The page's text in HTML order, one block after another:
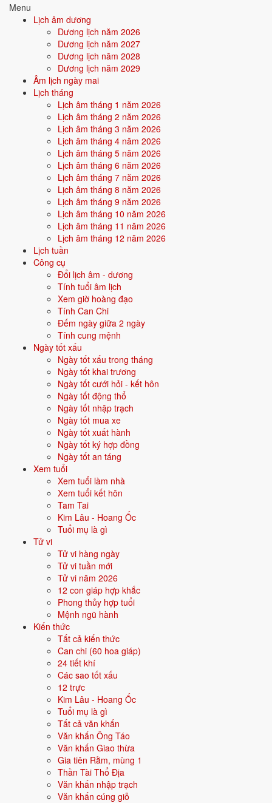
Menu
Lịch âm dương
Dương lịch năm 2026
Dương lịch năm 2027
Dương lịch năm 2028
Dương lịch năm 2029
Âm lịch ngày mai
Lịch tháng
Lịch âm tháng 1 năm 2026
Lịch âm tháng 2 năm 2026
Lịch âm tháng 3 năm 2026
Lịch âm tháng 4 năm 2026
Lịch âm tháng 5 năm 2026
Lịch âm tháng 6 năm 2026
Lịch âm tháng 7 năm 2026
Lịch âm tháng 8 năm 2026
Lịch âm tháng 9 năm 2026
Lịch âm tháng 10 năm 2026
Lịch âm tháng 11 năm 2026
Lịch âm tháng 12 năm 2026
Lịch tuần
Công cụ
Đổi lịch âm - dương
Tính tuổi âm lịch
Xem giờ hoàng đạo
Tính Can Chi
Đếm ngày giữa 2 ngày
Tính cung mệnh
Ngày tốt xấu
Ngày tốt xấu trong tháng
Ngày tốt khai trương
Ngày tốt cưới hỏi - kết hôn
Ngày tốt động thổ
Ngày tốt nhập trạch
Ngày tốt mua xe
Ngày tốt xuất hành
Ngày tốt ký hợp đồng
Ngày tốt an táng
Xem tuổi
Xem tuổi làm nhà
Xem tuổi kết hôn
Tam Tai
Kim Lâu - Hoang Ốc
Tuổi mụ là gì
Tử vi
Tử vi hàng ngày
Tử vi tuần mới
Tử vi năm 2026
12 con giáp hợp khắc
Phong thủy hợp tuổi
Mệnh ngũ hành
Kiến thức
Tất cả kiến thức
Can chi (60 hoa giáp)
24 tiết khí
Các sao tốt xấu
12 trực
Kim Lâu - Hoang Ốc
Tuổi mụ là gì
Tất cả văn khấn
Văn khấn Ông Táo
Văn khấn Giao thừa
Gia tiên Rằm, mùng 1
Thần Tài Thổ Địa
Văn khấn nhập trạch
Văn khấn cúng giỗ
⛔ NÊN TRÁNH
T2 ·Ất Sửu · 29/6 âm
T3 ·Bính Dần· 1/7 âm
17/7 T4 ·Quý Sửu· 17/6 âm
Xem ngày tốt cưới hỏi
Khai trương
Trong tháng 7/2030 có 13 ngày tốt cho khai trương. Tốt nhất: 7/7, 9/7,
✅ NGÀY ĐẸP NHẤT
CN ·Quý Mão· 7/6 âm
T3 · Ất Tỵ· 9/6 âm
T4 ·Kỷ Hợi· 3/6 âm
T2 ·Tân Hợi· 15/6 âm
⛔ NÊN TRÁNH
T2 ·Ất Sửu · 29/6 âm
T3 ·Bính Dần · 1/7 âm
T4 ·Quý Sửu · 17/6 âm
Xem ngày tốt khai trương
Động thổ
Trong tháng 7/2030 có 14 ngày tốt cho động thổ. Tốt nhất: 7/7, 9/7,
✅ NGÀY ĐẸP NHẤT
CN ·Quý Mão · 7/6 âm
9/7 T3 ·
CN ·Đinh Tỵ· 21/6 âm
T3 ·Mậu Tuất· 2/6 âm
T4 · Kỷ Hợi · 3/6 âm
⛔ NÊN TRÁNH
T2 ·Ất Sửu· 29/6 âm
T4 ·Quý Sửu · 17/6 âm
T6 ·Tân Sửu
Xem ngày tốt động thổ
Nhập trạch
Trong tháng 7/2030 có 12 ngày tốt cho nhập trạch. Tốt nhất: 3/7, 7/7,